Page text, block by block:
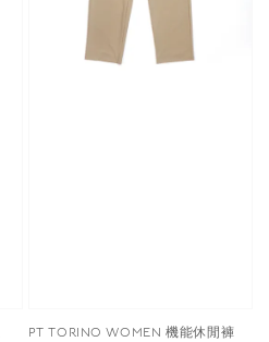
PT TORINO WOMEN 機能休閒褲